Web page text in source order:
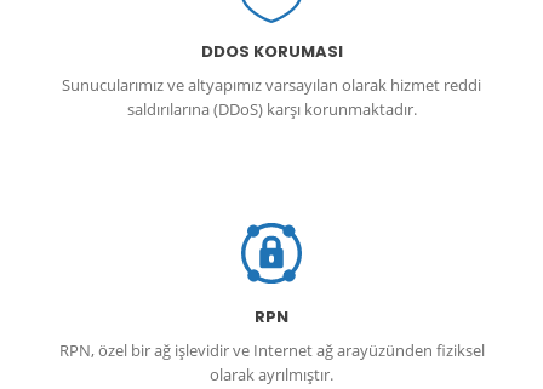
DDOS KORUMASI
Sunucularımız ve altyapımız varsayılan olarak hizmet reddi
saldırılarına (DDoS) karşı korunmaktadır.
RPN
RPN, özel bir ağ işlevidir ve Internet ağ arayüzünden fiziksel
olarak ayrılmıştır.